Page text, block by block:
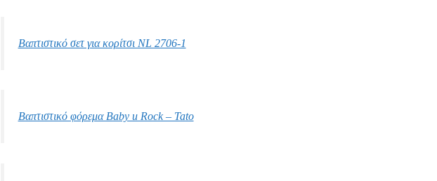
Βαπτιστικό σετ για κορίτσι NL 2706-1
Βαπτιστικό φόρεμα Baby u Rock – Tato